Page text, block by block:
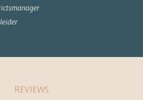
Reviews